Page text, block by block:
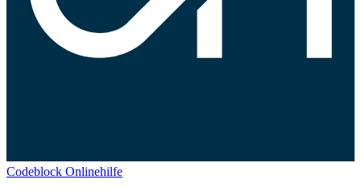
Codeblock Onlinehilfe